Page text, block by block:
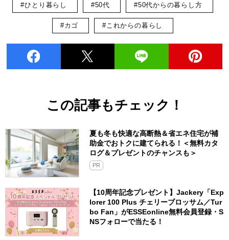
#ひとり暮らし #50代 #50代からの暮らし方
#カゴ #これからの暮らし
この記事もチェック！
夏も冬も快適な高断熱＆省エネ住宅が補
助金でおトクに建てられる！＜無料カタ
ログ＆プレゼントのチャンスも＞
PR
【10周年記念プレゼント】Jackery「Exp
lorer 100 Plus チェリーブロッサム／Tur
bo Fan」がESSEonline無料会員登録・S
NSフォローで当たる！